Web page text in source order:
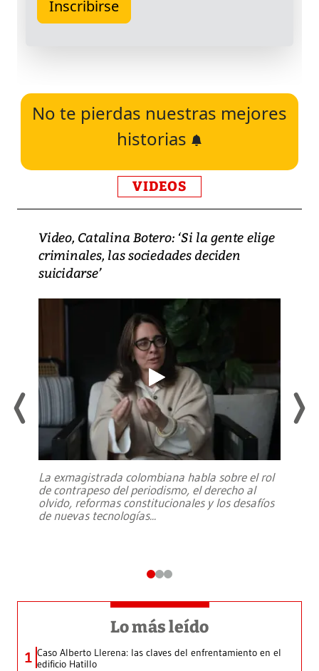
No te pierdas nuestras mejores
historias
VIDEOS
Video, Catalina Botero: ‘Si la gente elige
criminales, las sociedades deciden
suicidarse’
La exmagistrada colombiana habla sobre el rol
de contrapeso del periodismo, el derecho al
olvido, reformas constitucionales y los desafíos
de nuevas tecnologías...
Lo más leído
1 Caso Alberto Llerena: las claves del enfrentamiento en el
edificio Hatillo